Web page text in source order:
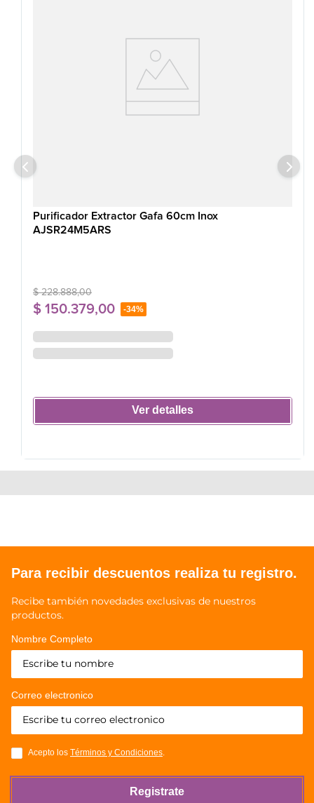
Purificador Extractor Gafa 60cm Inox
AJSR24M5ARS
$ 228.888,00
$ 150.379,00 -34%
Ver detalles
Para recibir descuentos realiza tu registro.
Recibe también novedades exclusivas de nuestros
productos.
Nombre Completo
Correo electronico
Acepto los Términos y Condiciones
Registrate